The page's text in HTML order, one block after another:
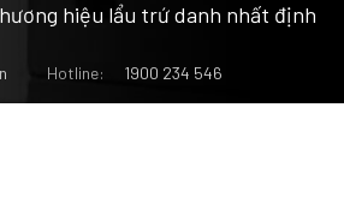
hiệu lẩu trứ danh nhất định
Hotline: 1900 234 546